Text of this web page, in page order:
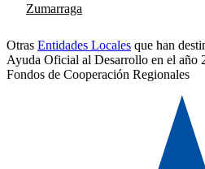
Zumarraga
Otras Entidades Locales que han
Ayuda Oficial al Desarrollo en el año
Fondos de Cooperación Regionales